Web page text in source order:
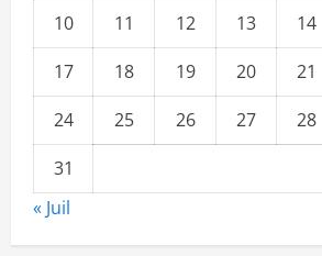
a
à
hausse
d’au
FCFA »
10
11 12 13 14
17
18 19 20 21
24
25 26 27 28
31
« Juil